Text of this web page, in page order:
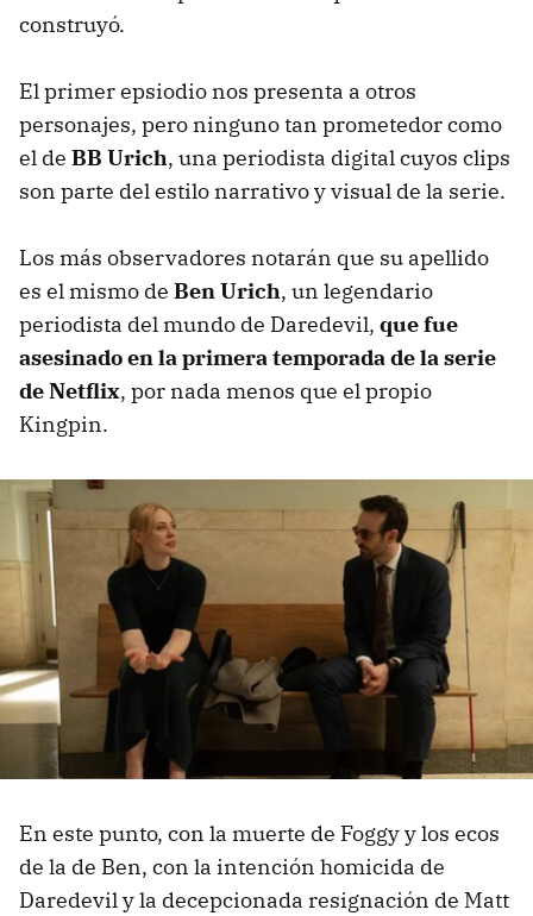
construyó.
El primer epsiodio nos presenta a otros
personajes, pero ninguno tan prometedor como
el de BB Urich, una periodista digital cuyos clips
son parte del estilo narrativo y visual de la serie.
Los más observadores notarán que su apellido
es el mismo de Ben Urich, un legendario
periodista del mundo de Daredevil, que fue
asesinado en la primera temporada de la serie
de Netflix, por nada menos que el propio
Kingpin.
En este punto, con la muerte de Foggy y los ecos
de la de Ben, con la intención homicida de
Daredevil y la decepcionada resignación de Matt